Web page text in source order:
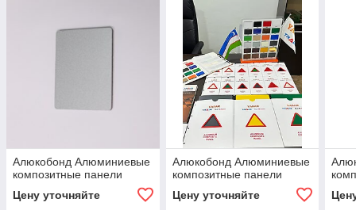
Алюкобонд Алюминиевые
композитные панели
Цену уточняйте
Алюкобонд Алюминиевые
композитные панели
Цену уточняйте